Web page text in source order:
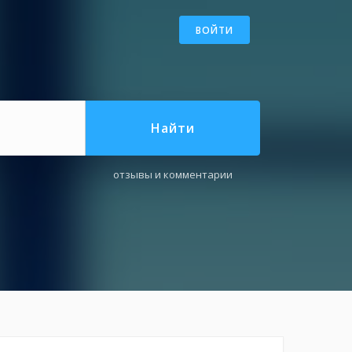
ВОЙТИ
Найти
отзывы и комментарии